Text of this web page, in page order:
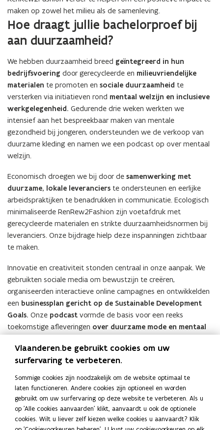
maken op zowel het milieu als de samenleving.
Hoe draagt jullie bachelorproef bij
aan duurzaamheid?
We hebben duurzaamheid breed geïntegreerd in hun
bedrijfsvoering door gerecycleerde en milieuvriendelijke
materialen te promoten en sociale duurzaamheid te
versterken via initiatieven rond mentaal welzijn en inclusieve
werkgelegenheid. Gedurende drie weken werkten we
intensief aan het bespreekbaar maken van mentale
gezondheid bij jongeren, ondersteunden we de verkoop van
duurzame kleding en namen we een podcast op over mentaal
welzijn.
Economisch droegen we bij door de samenwerking met
duurzame, lokale leveranciers te ondersteunen en eerlijke
arbeidspraktijken te benadrukken in communicatie. Ecologisch
minimaliseerde RenRew2Fashion zijn voetafdruk met
gerecycleerde materialen en strikte duurzaamheidsnormen bij
leveranciers. Onze bijdrage hielp deze inspanningen zichtbaar
te maken.
Innovatie en creativiteit stonden centraal in onze aanpak. We
gebruikten sociale media om bewustzijn te creëren,
organiseerden interactieve online campagnes en ontwikkelden
een businessplan gericht op de Sustainable Development
Goals. Onze podcast vormde de basis voor een reeks
toekomstige afleveringen over duurzame mode en mentaal
Dankzij onze inzichten plant RenRew2Fashion nu
van een duurzaamheidsrapport. We hanteerden een
systeemvisie
, analyseerden duurzaamheid vanuit verschillende
perspectieven en reflecteerden kritisch op uitdagingen en
oplossingen. Ons werk voor RenRew2Fashion was niet alleen
Vlaanderen.be gebruikt cookies om uw
surfervaring te verbeteren.
Sommige cookies zijn noodzakelijk om de website optimaal te
laten functioneren. Andere cookies zijn optioneel en worden
gebruikt om uw surfervaring op deze website te verbeteren. Als u
op 'Alle cookies aanvaarden' klikt, aanvaardt u ook de optionele
cookies. Wilt u liever zelf kiezen welke cookies u aanvaardt? Klik